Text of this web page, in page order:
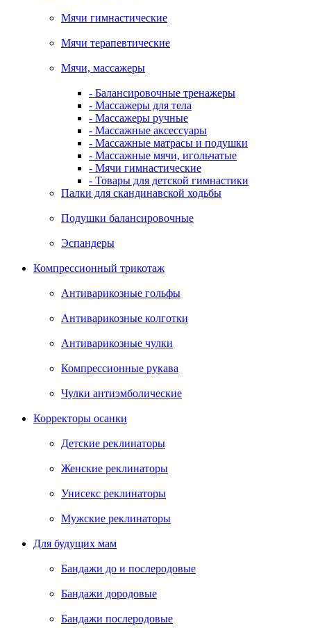
Мячи гимнастические
Мячи терапевтические
Мячи, массажеры
- Балансировочные тренажеры
- Массажеры для тела
- Массажеры ручные
- Массажные аксессуары
- Массажные матрасы и подушки
- Массажные мячи, игольчатые
- Мячи гимнастические
- Товары для детской гимнастики
Палки для скандинавской ходьбы
Подушки балансировочные
Эспандеры
Компрессионный трикотаж
Антиварикозные гольфы
Антиварикозные колготки
Антиварикозные чулки
Компрессионные рукава
Чулки антиэмболические
Корректоры осанки
Детские реклинаторы
Женские реклинаторы
Унисекс реклинаторы
Мужские реклинаторы
Для будущих мам
Бандажи до и послеродовые
Бандажи дородовые
Бандажи послеродовые